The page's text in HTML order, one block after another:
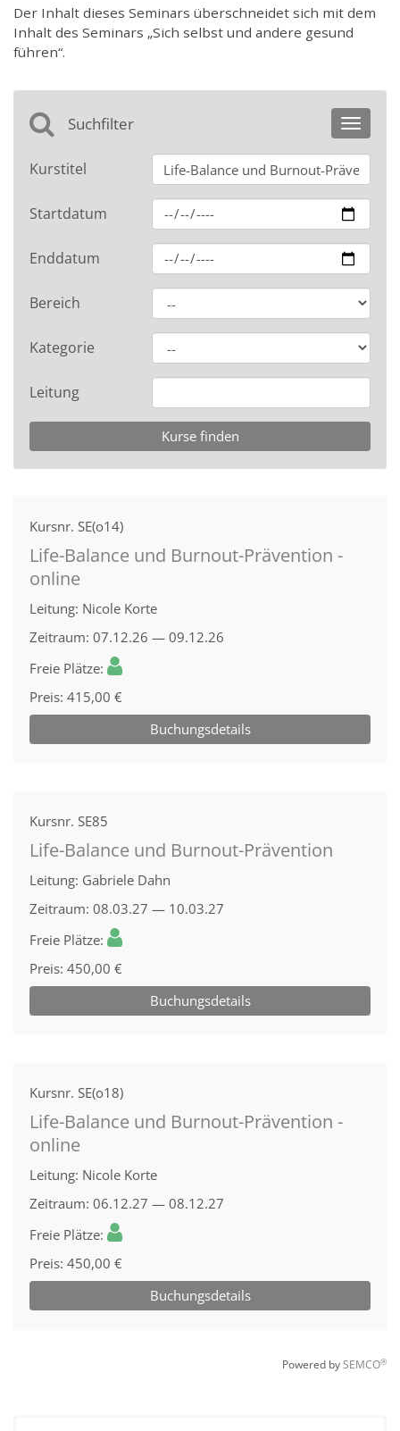
Der Inhalt dieses Seminars überschneidet sich mit dem
Inhalt des Seminars „Sich selbst und andere gesund
führen“.